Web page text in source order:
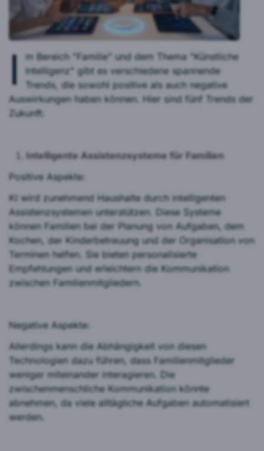
I
m Bereich "Familie" und dem Thema "Künstliche
Intelligenz" gibt es verschiedene spannende
Trends, die sowohl positive als auch negative
Auswirkungen haben können. Hier sind fünf Trends der
Zukunft:
Intelligente Assistenzsysteme für Familien
Positive Aspekte:
KI wird zunehmend Haushalte durch intelligenten
Assistenzsystemen unterstützen. Diese Systeme
können Familien bei der Planung von Aufgaben, dem
Kochen, der Kinderbetreuung und der Organisation von
Terminen helfen. Sie bieten personalisierte
Empfehlungen und erleichtern die Kommunikation
zwischen Familienmitgliedern.
Negative Aspekte:
Allerdings kann die Abhängigkeit von diesen
Technologien dazu führen, dass Familienmitglieder
weniger miteinander interagieren. Die
zwischenmenschliche Kommunikation könnte
abnehmen, da viele alltägliche Aufgaben automatisiert
werden.